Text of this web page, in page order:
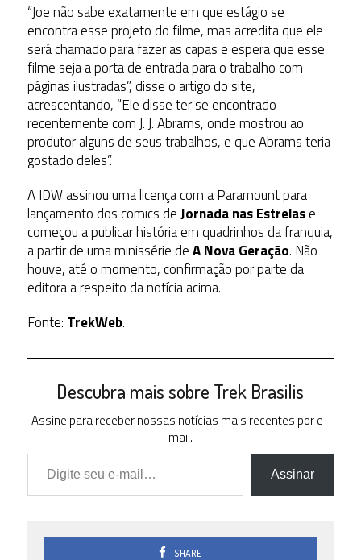
“Joe não sabe exatamente em que estágio se
encontra esse projeto do filme, mas acredita que ele
será chamado para fazer as capas e espera que esse
filme seja a porta de entrada para o trabalho com
páginas ilustradas”, disse o artigo do site,
acrescentando, “Ele disse ter se encontrado
recentemente com J. J. Abrams, onde mostrou ao
produtor alguns de seus trabalhos, e que Abrams teria
gostado deles”.
A IDW assinou uma licença com a Paramount para
lançamento dos comics deJornada nas Estrelase
começou a publicar história em quadrinhos da franquia,
a partir de uma minissérie deA Nova Geração. Não
houve, até o momento, confirmação por parte da
editora a respeito da notícia acima.
Fonte: TrekWeb.
Descubra mais sobre Trek Brasilis
Assine para receber nossas notícias mais recentes por e-
mail.
Digite seu e-mail…
Assinar
SHARE